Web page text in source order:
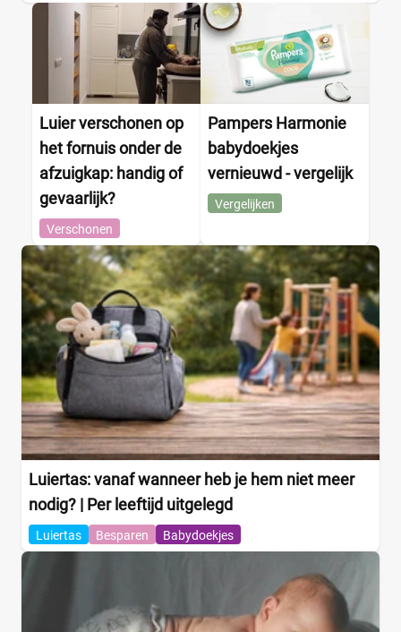
Luier verschonen op
het fornuis onder de
afzuigkap: handig of
gevaarlijk?
Verschonen
Pampers Harmonie
babydoekjes
vernieuwd - vergelijk
Vergelijken
Luiertas: vanaf wanneer heb je hem niet meer
nodig? | Per leeftijd uitgelegd
Luiertas Besparen Babydoekjes